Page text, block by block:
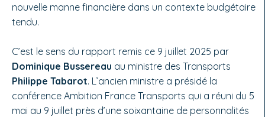
nouvelle manne financière dans un contexte budgétaire
tendu.
C’est le sens du rapport remis ce 9 juillet 2025 par
Dominique Bussereau au ministre des Transports
Philippe Tabarot. L’ancien ministre a présidé la
conférence Ambition France Transports qui a réuni du 5
mai au 9 juillet près d’une soixantaine de personnalités